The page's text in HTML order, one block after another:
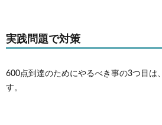
実践問題で対策
600点到達のためにやるべき事の3つ目は、
す。